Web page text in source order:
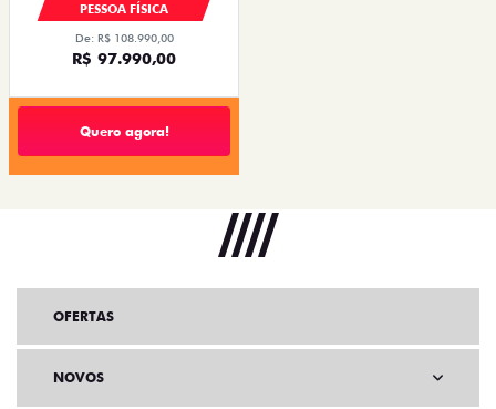
PESSOA FÍSICA
De: R$ 108.990,00
R$ 97.990,00
Quero agora!
OFERTAS
NOVOS